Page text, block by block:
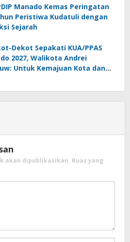
Manado Kemas Peringatan
Peristiwa Kudatuli dengan
Sejarah
Dekot Sepakati KUA/PPAS
2027, Walikota Andrei
Untuk Kemajuan Kota dan
akan dipublikasikan. Ruas yang